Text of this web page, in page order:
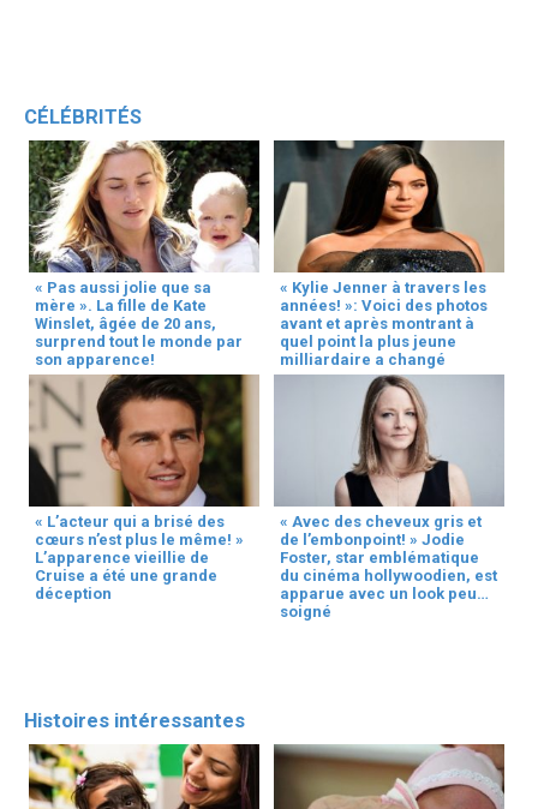
CÉLÉBRITÉS
« Pas aussi jolie que sa
mère ». La fille de Kate
Winslet, âgée de 20 ans,
surprend tout le monde par
son apparence!
« Kylie Jenner à travers les
années! »: Voici des photos
avant et après montrant à
quel point la plus jeune
milliardaire a changé
« L’acteur qui a brisé des
cœurs n’est plus le même! »
L’apparence vieillie de
Cruise a été une grande
déception
« Avec des cheveux gris et
de l’embonpoint! » Jodie
Foster, star emblématique
du cinéma hollywoodien, est
apparue avec un look peu
soigné
Histoires intéressantes